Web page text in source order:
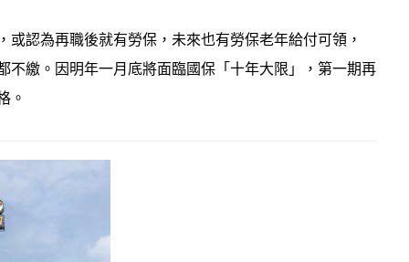
認為再職後就有勞保，未來也有勞保老年給付可領，
繳。因明年一月底將面臨國保「十年大限」，第一期再
。